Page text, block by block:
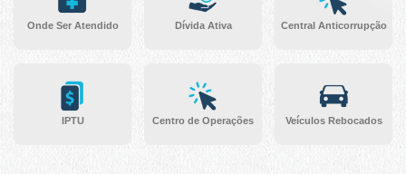
Onde Ser Atendido
IPTU
Dívida Ativa
Centro de Operações
Central Anticorrupção
Veículos Rebocados